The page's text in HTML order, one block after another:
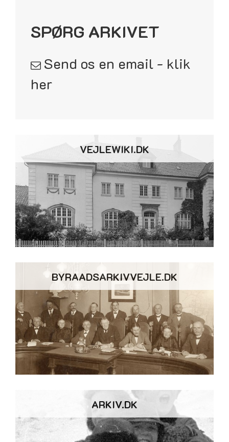
SPØRG ARKIVET
Send os en email - klik
her
VEJLEWIKI.DK
BYRAADSARKIVVEJLE.DK
ARKIV.DK